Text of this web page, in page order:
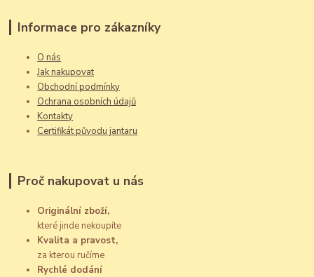
Informace pro zákazníky
O nás
Jak nakupovat
Obchodní podmínky
Ochrana osobních údajů
Kontakty
Certifikát původu jantaru
Proč nakupovat u nás
Originální zboží,
které jinde nekoupíte
Kvalita a pravost,
za kterou ručíme
Rychlé dodání